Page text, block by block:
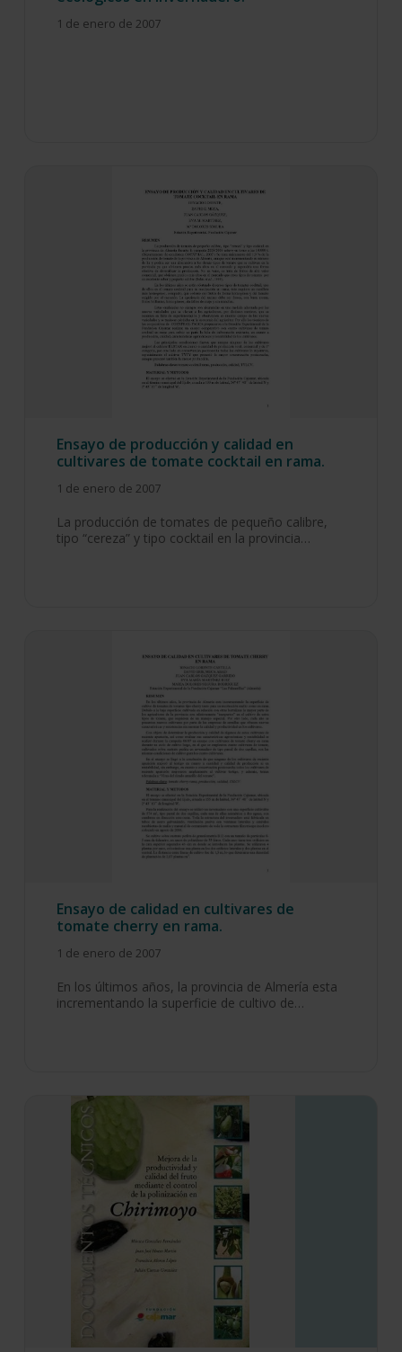
1 de enero de 2007
Ensayo de producción y calidad en
cultivares de tomate cocktail en rama.
1 de enero de 2007
La producción de tomates de pequeño calibre,
tipo “cereza” y tipo cocktail en la provincia…
Ensayo de calidad en cultivares de
tomate cherry en rama.
1 de enero de 2007
En los últimos años, la provincia de Almería esta
incrementando la superficie de cultivo de…